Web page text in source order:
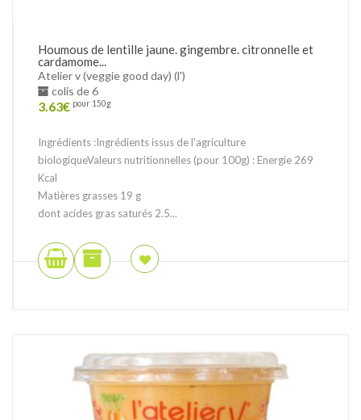
Houmous de lentille jaune. gingembre. citronnelle et
cardamome...
Atelier v (veggie good day) (l')
colis de 6
3.63€ pour 150g
Ingrédients :Ingrédients issus de l'agriculture
biologiqueValeurs nutritionnelles (pour 100g) : Energie 269
Kcal
Matières grasses 19 g
dont acides gras saturés 2.5...